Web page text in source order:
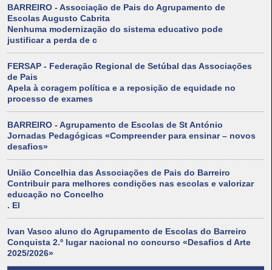
BARREIRO - Associação de Pais do Agrupamento de
Escolas Augusto Cabrita
Nenhuma modernização do sistema educativo pode
justificar a perda de c
FERSAP - Federação Regional de Setúbal das Associações
de Pais
Apela à coragem política e a reposição de equidade no
processo de exames
BARREIRO - Agrupamento de Escolas de St António
Jornadas Pedagógicas «Compreender para ensinar – novos
desafios»
União Concelhia das Associações de Pais do Barreiro
Contribuir para melhores condições nas escolas e valorizar
educação no Concelho
. El
Ivan Vasco aluno do Agrupamento de Escolas do Barreiro
Conquista 2.º lugar nacional no concurso «Desafios d Arte
2025/2026»